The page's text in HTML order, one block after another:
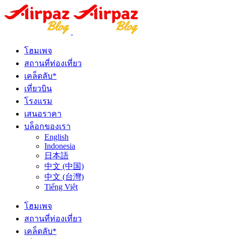
โฮมเพจ
สถานที่ท่องเที่ยว
เคล็ดลับ*
เที่ยวบิน
โรงแรม
เสนอราคา
บล็อกของเรา
English
Indonesia
日本語
中文 (中国)
中文 (台灣)
Tiếng Việt
โฮมเพจ
สถานที่ท่องเที่ยว
เคล็ดลับ*